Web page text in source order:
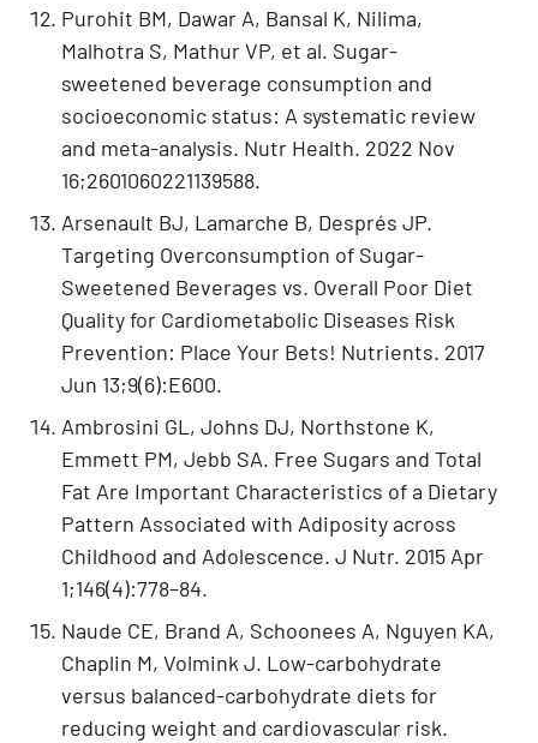
Purohit BM, Dawar A, Bansal K, Nilima,
Malhotra S, Mathur VP, et al. Sugar-
sweetened beverage consumption and
socioeconomic status: A systematic review
and meta-analysis. Nutr Health. 2022 Nov
16;2601060221139588.
Arsenault BJ, Lamarche B, Després JP.
Targeting Overconsumption of Sugar-
Sweetened Beverages vs. Overall Poor Diet
Quality for Cardiometabolic Diseases Risk
Prevention: Place Your Bets! Nutrients. 2017
Jun 13;9(6):E600.
Ambrosini GL, Johns DJ, Northstone K,
Emmett PM, Jebb SA. Free Sugars and Total
Fat Are Important Characteristics of a Dietary
Pattern Associated with Adiposity across
Childhood and Adolescence. J Nutr. 2015 Apr
1;146(4):778–84.
Naude CE, Brand A, Schoonees A, Nguyen KA,
Chaplin M, Volmink J. Low-carbohydrate
versus balanced-carbohydrate diets for
reducing weight and cardiovascular risk.